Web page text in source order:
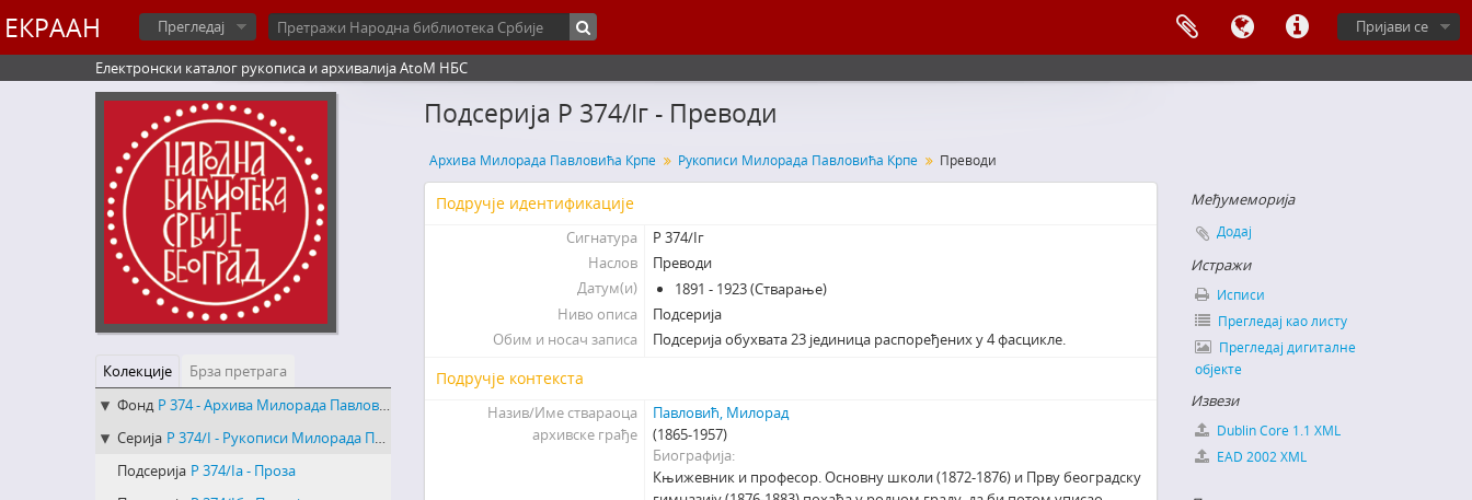
ЕКРААН Пријави се
Прегледај
Електронски каталог рукописа и архивалија AtoM НБС
Колекције
Брза претрага
Фонд Р 374 - Архива Милорада Павловића Крпе
Серија Р 374/I - Рукописи Милорада Павловића Крпе
Подсерија Р 374/Iа - Проза
Подсерија Р 374/Iг - Преводи
Архива Милорада Павловића Крпе Рукописи Милорада Павловића Крпе Преводи
Подручје идентификације
Сигнатура
Р 374/Iг
Наслов
Преводи
Датум(и)
1891 - 1923 (Стварање)
Ниво описа
Подсерија
Обим и носач записа
Подсерија обухвата 23 јединица распоређених у 4 фасцикле.
Подручје контекста
Назив/Име ствараоца
архивске грађе
Павловић, Милорад
(1865-1957)
Биографија
Књижевник и професор. Основну школи (1872-1876) и Прву београдску
Међумеморија
Додај
Истражи
Исписи
Прегледај као листу
Прегледај дигиталне
објекте
Извези
Dublin Core 1.1 XML
EAD 2002 XML